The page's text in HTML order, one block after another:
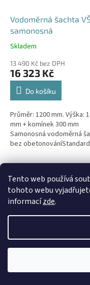
Tento web používá
tohoto webu
informacízde.
Vodoměrná šachta VŠK
samonosná
Průměrné
produktu
je
5,0
hvězdiček.
Skladem
13 490 Kč bez DPH
16 323 Kč
Do košíku
Průměr: 1200 mm. Výška:
mm + komínek 300 mm
Samonosná vodoměrná
bez
přání) Doba dodání 10-14
Doprava Zdarma
Vodoměrná šachta
Online